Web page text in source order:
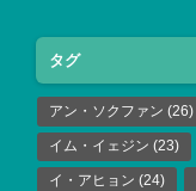
タグ
アン・ソクファン (26)
イム・イェジン (23)
イ・アヒョン (24)